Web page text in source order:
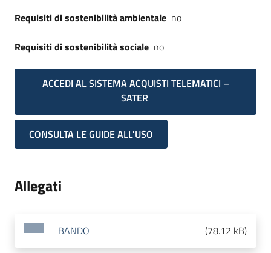
Requisiti di sostenibilità ambientale no
Requisiti di sostenibilità sociale no
ACCEDI AL SISTEMA ACQUISTI TELEMATICI –
SATER
CONSULTA LE GUIDE ALL'USO
Allegati
BANDO (78.12 kB)